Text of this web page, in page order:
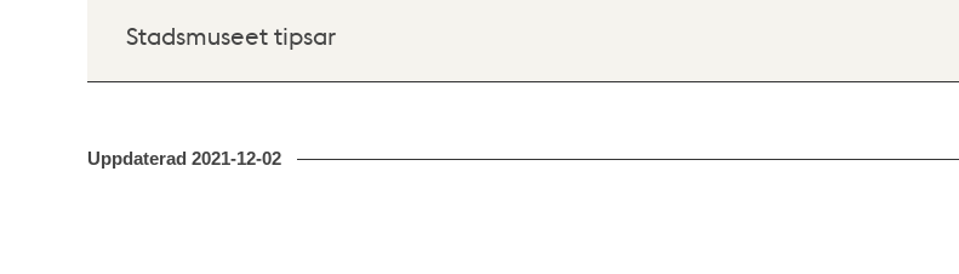
Stadsmuseet tipsar
Uppdaterad 2021-12-02